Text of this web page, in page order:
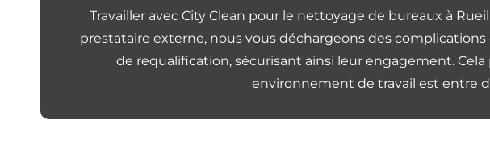
Travailler avec City Clean pour le nettoyage de bureaux à
prestataire externe, nous vous déchargeons des complications
de requalification, sécurisant ainsi leur engagement.
environnement de travail est entre